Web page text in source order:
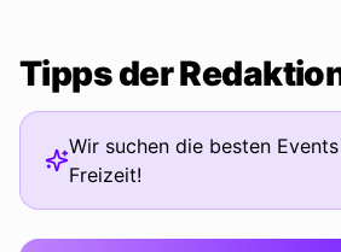
Tipps der
Wir suchen die besten
Freizeit!